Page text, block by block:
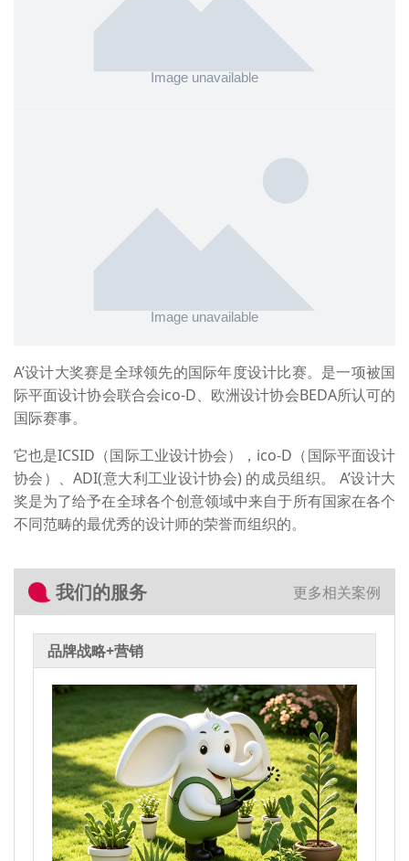
A’设计大奖赛是全球领先的国际年度设计比赛。是一项被国
际平面设计协会联合会ico-D、欧洲设计协会BEDA所认可的
国际赛事。
它也是ICSID（国际工业设计协会），ico-D（国际平面设计
协会）、ADI(意大利工业设计协会) 的成员组织。 A’设计大
奖是为了给予在全球各个创意领域中来自于所有国家在各个
不同范畴的最优秀的设计师的荣誉而组织的。
我们的服务 更多相关案例
品牌战略+营销